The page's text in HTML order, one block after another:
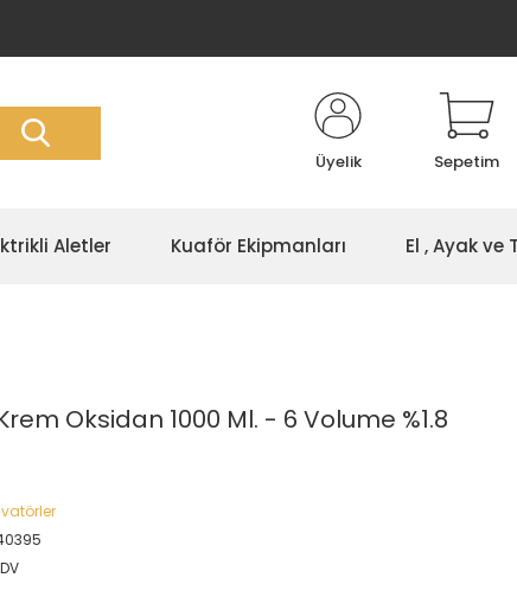
Üyelik Sepetim
Aletler Kuaför Ekipmanları El , Ayak ve
Oksidan 1000 Ml. - 6 Volume %1.8